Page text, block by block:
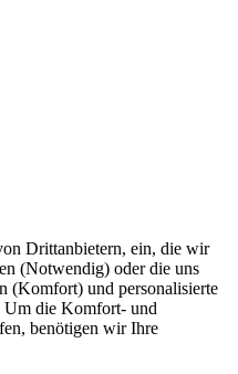
Drittanbietern, ein, die wir
(Notwendig) oder die uns
(Komfort) und personalisierte
Um die Komfort- und
benötigen wir Ihre